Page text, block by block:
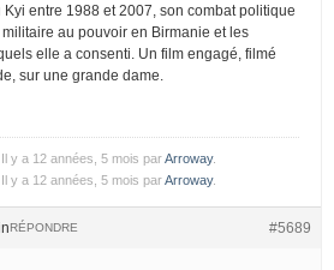
Kyi entre 1988 et 2007, son combat politique
au pouvoir en Birmanie et les
elle a consenti. Un film engagé, filmé
sur une grande dame.
y a 12 années, 5 mois parArroway.
y a 12 années, 5 mois parArroway.
#5689
RÉPONDRE